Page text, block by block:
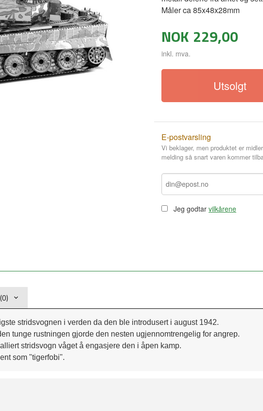
Måler ca 85x48x28mm
NOK 229,00
inkl. mva.
Utsolgt
E-postvarsling
Vi beklager, men produktet er
melding så snart varen kommer
Jeg godtar vilkårene
stridsvognen i verden da den ble introdusert i august 1942.
tunge rustningen gjorde den nesten ugjennomtrengelig for angrep.
stridsvogn våget å engasjere den i åpen kamp.
som "tigerfobi".